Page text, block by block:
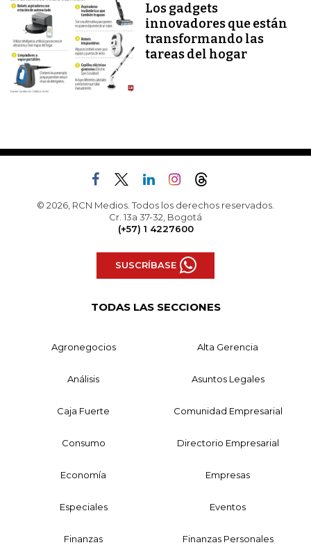
Los gadgets
innovadores que están
transformando las
tareas del hogar
© 2026, RCN Medios. Todos los derechos reservados.
Cr. 13a 37-32, Bogotá
(+57) 1 4227600
SUSCRÍBASE
TODAS LAS SECCIONES
Agronegocios Alta Gerencia
Análisis Asuntos Legales
Caja Fuerte Comunidad Empresarial
Consumo Directorio Empresarial
Economía Empresas
Especiales Eventos
Finanzas Finanzas Personales